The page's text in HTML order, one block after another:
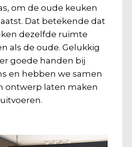
om de oude keuken
Dat betekende dat
dezelfde ruimte
als de oude. Gelukkig
goede handen bij
en hebben we samen
ontwerp laten maken